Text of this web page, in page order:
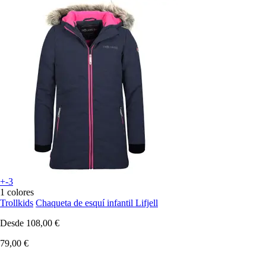
+-3
1 colores
Trollkids Chaqueta de esquí infantil Lifjell
Desde 108,00 €
79,00 €